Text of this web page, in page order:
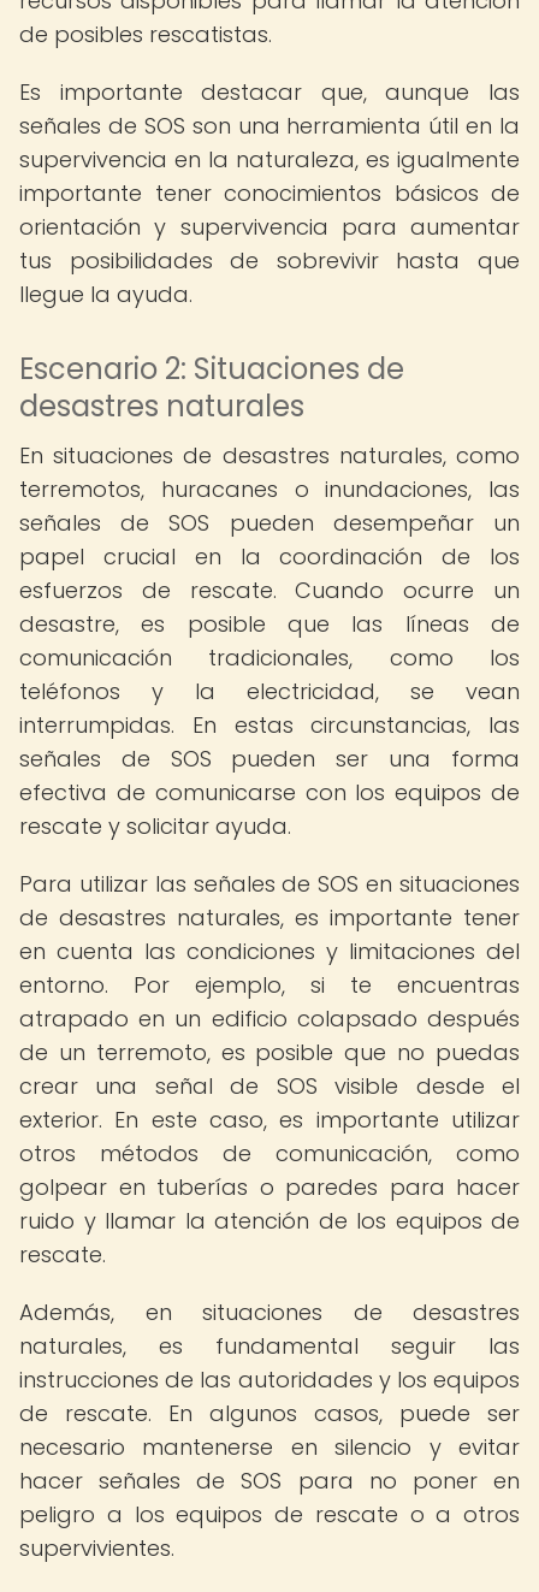
de posibles rescatistas.
Es importante destacar que, aunque las
señales de SOS son una herramienta útil en la
supervivencia en la naturaleza, es igualmente
importante tener conocimientos básicos de
orientación y supervivencia para aumentar
tus posibilidades de sobrevivir hasta que
llegue la ayuda.
Escenario 2: Situaciones de
desastres naturales
En situaciones de desastres naturales, como
terremotos, huracanes o inundaciones, las
señales de SOS pueden desempeñar un
papel crucial en la coordinación de los
esfuerzos de rescate. Cuando ocurre un
desastre, es posible que las líneas de
comunicación tradicionales, como los
teléfonos y la electricidad, se vean
interrumpidas. En estas circunstancias, las
señales de SOS pueden ser una forma
efectiva de comunicarse con los equipos de
rescate y solicitar ayuda.
Para utilizar las señales de SOS en situaciones
de desastres naturales, es importante tener
en cuenta las condiciones y limitaciones del
entorno. Por ejemplo, si te encuentras
atrapado en un edificio colapsado después
de un terremoto, es posible que no puedas
crear una señal de SOS visible desde el
exterior. En este caso, es importante utilizar
otros métodos de comunicación, como
golpear en tuberías o paredes para hacer
ruido y llamar la atención de los equipos de
rescate.
Además, en situaciones de desastres
naturales, es fundamental seguir las
instrucciones de las autoridades y los equipos
de rescate. En algunos casos, puede ser
necesario mantenerse en silencio y evitar
hacer señales de SOS para no poner en
peligro a los equipos de rescate o a otros
supervivientes.